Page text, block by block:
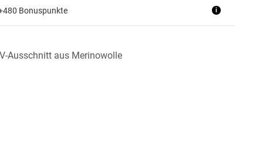
Bonuspunkte i
Ausschnitt aus Merinowolle